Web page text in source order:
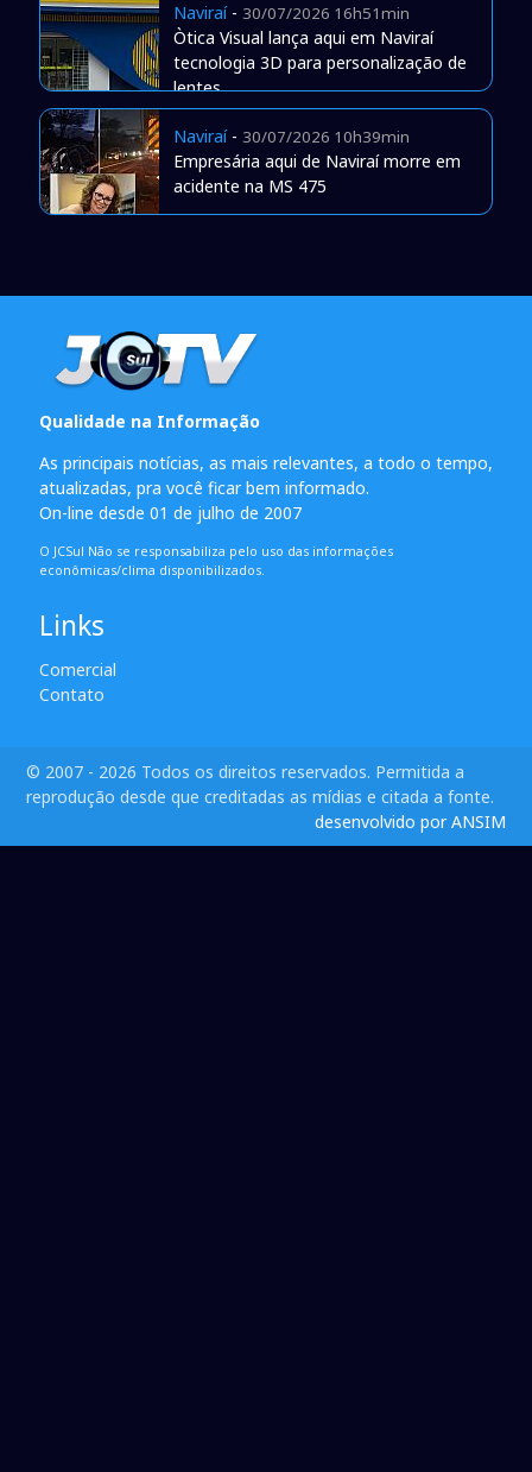
Naviraí- 30/07/2026 16h51min
Òtica Visual lança aqui em Naviraí
tecnologia 3D para personalização de
lentes
Naviraí- 30/07/2026 10h39min
Empresária aqui de Naviraí morre em
acidente na MS 475
Qualidade na Informação
As principais notícias, as mais relevantes, a todo o tempo,
atualizadas, pra você ficar bem informado.
On-line desde 01 de julho de 2007
O JCSul Não se responsabiliza pelo uso das informações
econômicas/clima disponibilizados.
Links
Comercial
Contato
© 2007 - 2026 Todos os direitos reservados. Permitida a
reprodução desde que creditadas as mídias e citada a fonte.
desenvolvido por ANSIM